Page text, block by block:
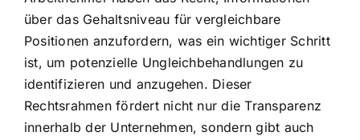
über das Gehaltsniveau für vergleichbare
Positionen anzufordern, was ein wichtiger Schritt
ist, um potenzielle Ungleichbehandlungen zu
identifizieren und anzugehen. Dieser
Rechtsrahmen fördert nicht nur die Transparenz
innerhalb der Unternehmen, sondern gibt auch